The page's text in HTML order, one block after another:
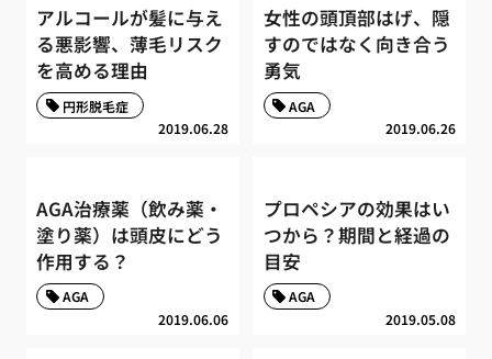
アルコールが髪に与え
る悪影響、薄毛リスク
を高める理由
2019.06.28
円形脱毛症
女性の頭頂部はげ、隠
すのではなく向き合う
勇気
2019.06.26
AGA
AGA治療薬（飲み薬・
塗り薬）は頭皮にどう
作用する？
2019.06.06
AGA
プロペシアの効果はい
つから？期間と経過の
目安
2019.05.08
AGA